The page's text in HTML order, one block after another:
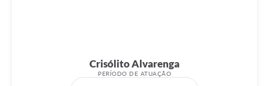
Crisólito Alvarenga
PERÍODO DE ATUAÇÃO